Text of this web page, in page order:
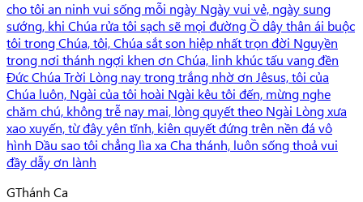
cho tôi an ninh vui sống mỗi ngày Ngày vui vẻ, ngày sung
sướng, khi Chúa rửa tôi sạch sẽ mọi đường Ồ dây thân ái buộc
tôi trong Chúa, tôi, Chúa sắt son hiệp nhất trọn đời Nguyền
trong nơi thánh ngợi khen ơn Chúa, linh khúc tấu vang đền
Đức Chúa Trời Lòng nay trong trắng nhờ ơn Jêsus, tôi của
Chúa luôn, Ngài của tôi hoài Ngài kêu tôi đến, mừng nghe
chăm chú, không trễ nay mai, lòng quyết theo Ngài Lòng xưa
xao xuyến, từ đây yên tĩnh, kiên quyết đứng trên nền đá vô
hình Dầu sao tôi chẳng lìa xa Cha thánh, luôn sống thoả vui
đầy dẫy ơn lành
GThánh Ca